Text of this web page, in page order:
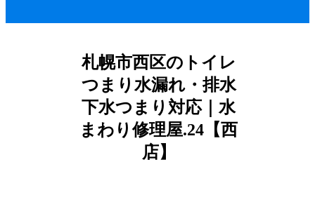
札幌市西区のトイレ
つまり水漏れ・排水
下水つまり対応｜水
まわり修理屋.24【西
店】